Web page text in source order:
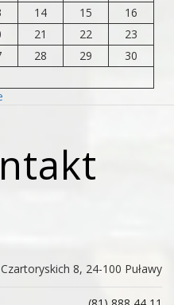
14 15
16
21 22
23
28 29
30
8, 24-100 Puławy